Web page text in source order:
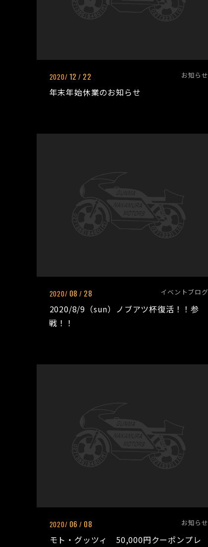
2020/ 12 / 22 お知らせ
年末年始休業のお知らせ
2020/ 08 / 28 イベントブログ
2020/8/9（sun）ノブアツ杯復活！！参
戦！！
2020/ 06 / 08 お知らせ
モト・グッツィ 50,000円クーポンプレ